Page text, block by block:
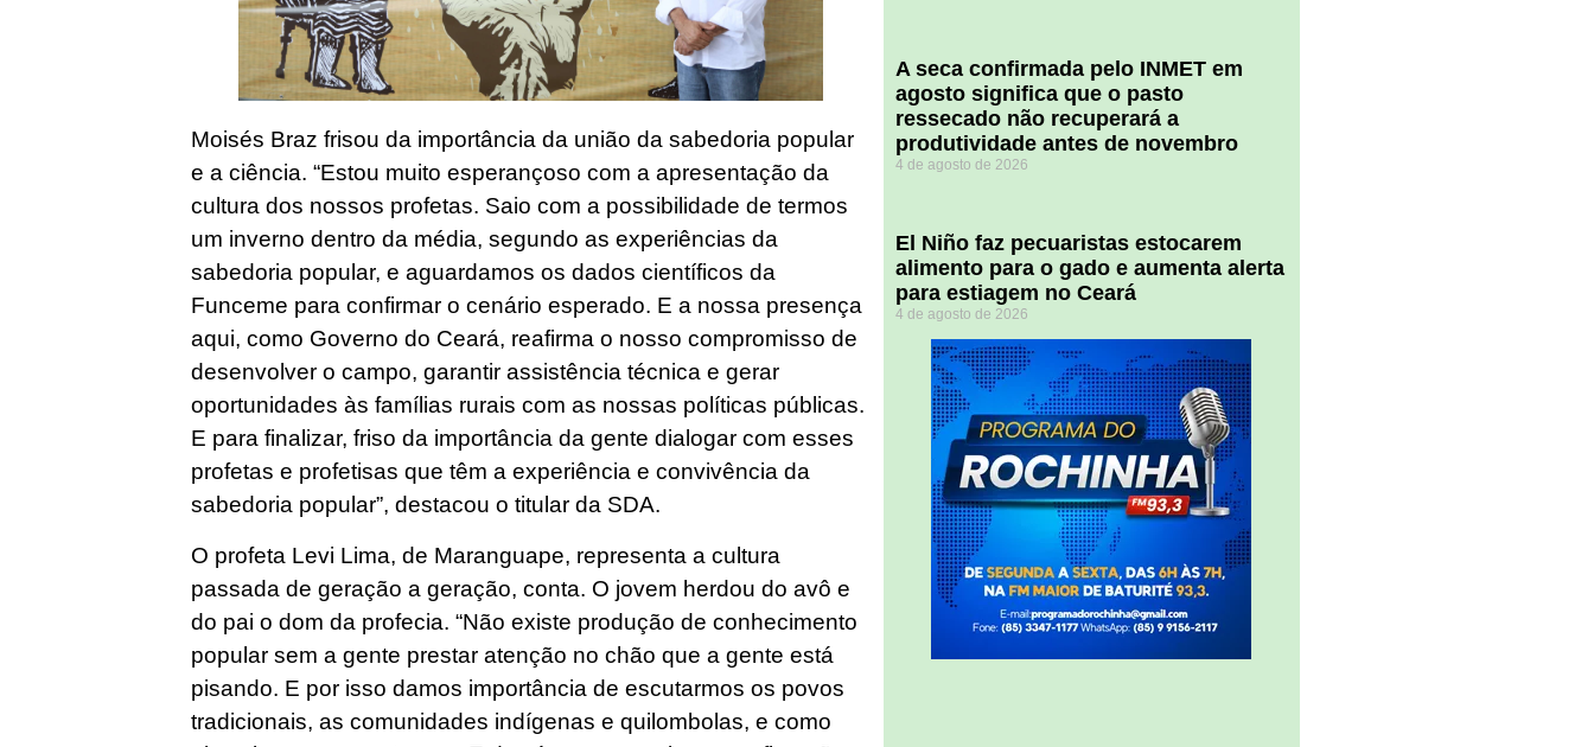
Moisés Braz frisou da importância da união da sabedoria popular
e a ciência. “Estou muito esperançoso com a apresentação da
cultura dos nossos profetas. Saio com a possibilidade de termos
um inverno dentro da média, segundo as experiências da
sabedoria popular, e aguardamos os dados científicos da
Funceme para confirmar o cenário esperado. E a nossa presença
aqui, como Governo do Ceará, reafirma o nosso compromisso de
desenvolver o campo, garantir assistência técnica e gerar
oportunidades às famílias rurais com as nossas políticas públicas.
E para finalizar, friso da importância da gente dialogar com esses
profetas e profetisas que têm a experiência e convivência da
sabedoria popular”, destacou o titular da SDA.
O profeta Levi Lima, de Maranguape, representa a cultura
passada de geração a geração, conta. O jovem herdou do avô e
do pai o dom da profecia. “Não existe produção de conhecimento
popular sem a gente prestar atenção no chão que a gente está
pisando. E por isso damos importância de escutarmos os povos
tradicionais, as comunidades indígenas e quilombolas, e como
A seca confirmada pelo INMET em
agosto significa que o pasto
ressecado não recuperará a
produtividade antes de novembro
4 de agosto de 2026
El Niño faz pecuaristas estocarem
alimento para o gado e aumenta alerta
para estiagem no Ceará
4 de agosto de 2026